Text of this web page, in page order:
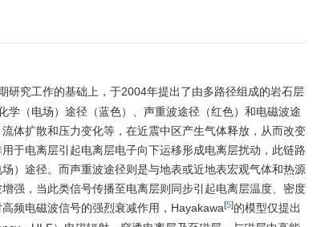
研究工作的基础上，于2004年提出了由多路径组成的岩石层
学（电场）途径（蓝色）、声重波途径（红色）和电磁波途
体扩散和压力变化等，在近震中区产生气体释放，从而改变
于电离层引起电离层电子向下运移形成电离层扰动，此链路
）途径。而声重波途径则是与地表或近地表宏观气体和热源
强，当此类信号传播至电离层则同步引起电离层温度、密度
频电磁波信号的强烈衰减作用，Hayakawa[5]的模型仅提出